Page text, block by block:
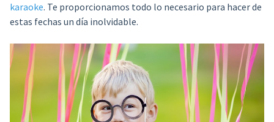
karaoke. Te proporcionamos todo lo necesario para hacer de
estas fechas un día inolvidable.